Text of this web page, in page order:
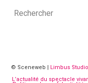
© Sceneweb | Limbus
L’actualité du spectacle